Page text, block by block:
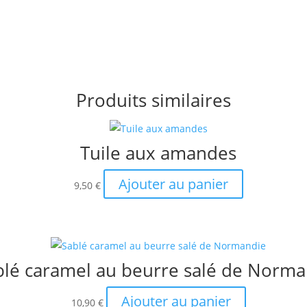
Produits similaires
Tuile aux amandes
9,50 € Ajouter au panier
caramel au beurre salé de
10,90 € Ajouter au panier